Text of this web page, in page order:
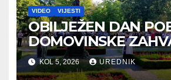
VIDEO VIJESTI
OBILJEŽEN DAN
DOMOVINSKE
TE DAN HRVATSKIH
BRANITELJA
KOL 5, 2026 UREDNIK